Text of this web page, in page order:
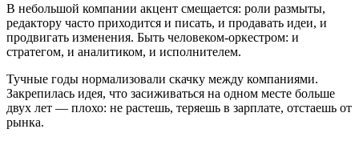
В небольшой компании акцент смещается: роли размыты,
редактору часто приходится и писать, и продавать идеи, и
продвигать изменения. Быть человеком-оркестром: и
стратегом, и аналитиком, и исполнителем.
Тучные годы нормализовали скачку между компаниями.
Закрепилась идея, что засиживаться на одном месте больше
двух лет — плохо: не растешь, теряешь в зарплате, отстаешь от
рынка.